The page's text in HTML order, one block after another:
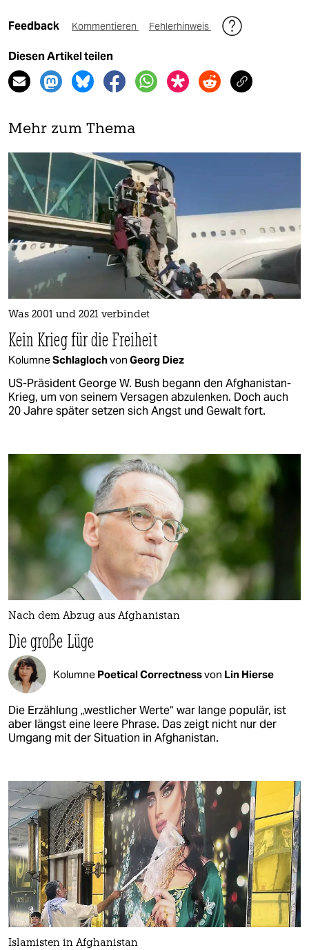
Feedback Kommentieren Fehlerhinweis
Diesen Artikel teilen
Mehr zum Thema
Was 2001 und 2021 verbindet
Kein Krieg für die Freiheit
KolumneSchlaglochvon Georg Diez
US-Präsident George W. Bush begann den Afghanistan-
Krieg, um von seinem Versagen abzulenken. Doch auch
20 Jahre später setzen sich Angst und Gewalt fort.
Nach dem Abzug aus Afghanistan
Die große Lüge
Kolumne Poetical Correctnessvon Lin Hierse
Die Erzählung „westlicher Werte“ war lange populär, ist
aber längst eine leere Phrase. Das zeigt nicht nur der
Umgang mit der Situation in Afghanistan.
Islamisten in Afghanistan